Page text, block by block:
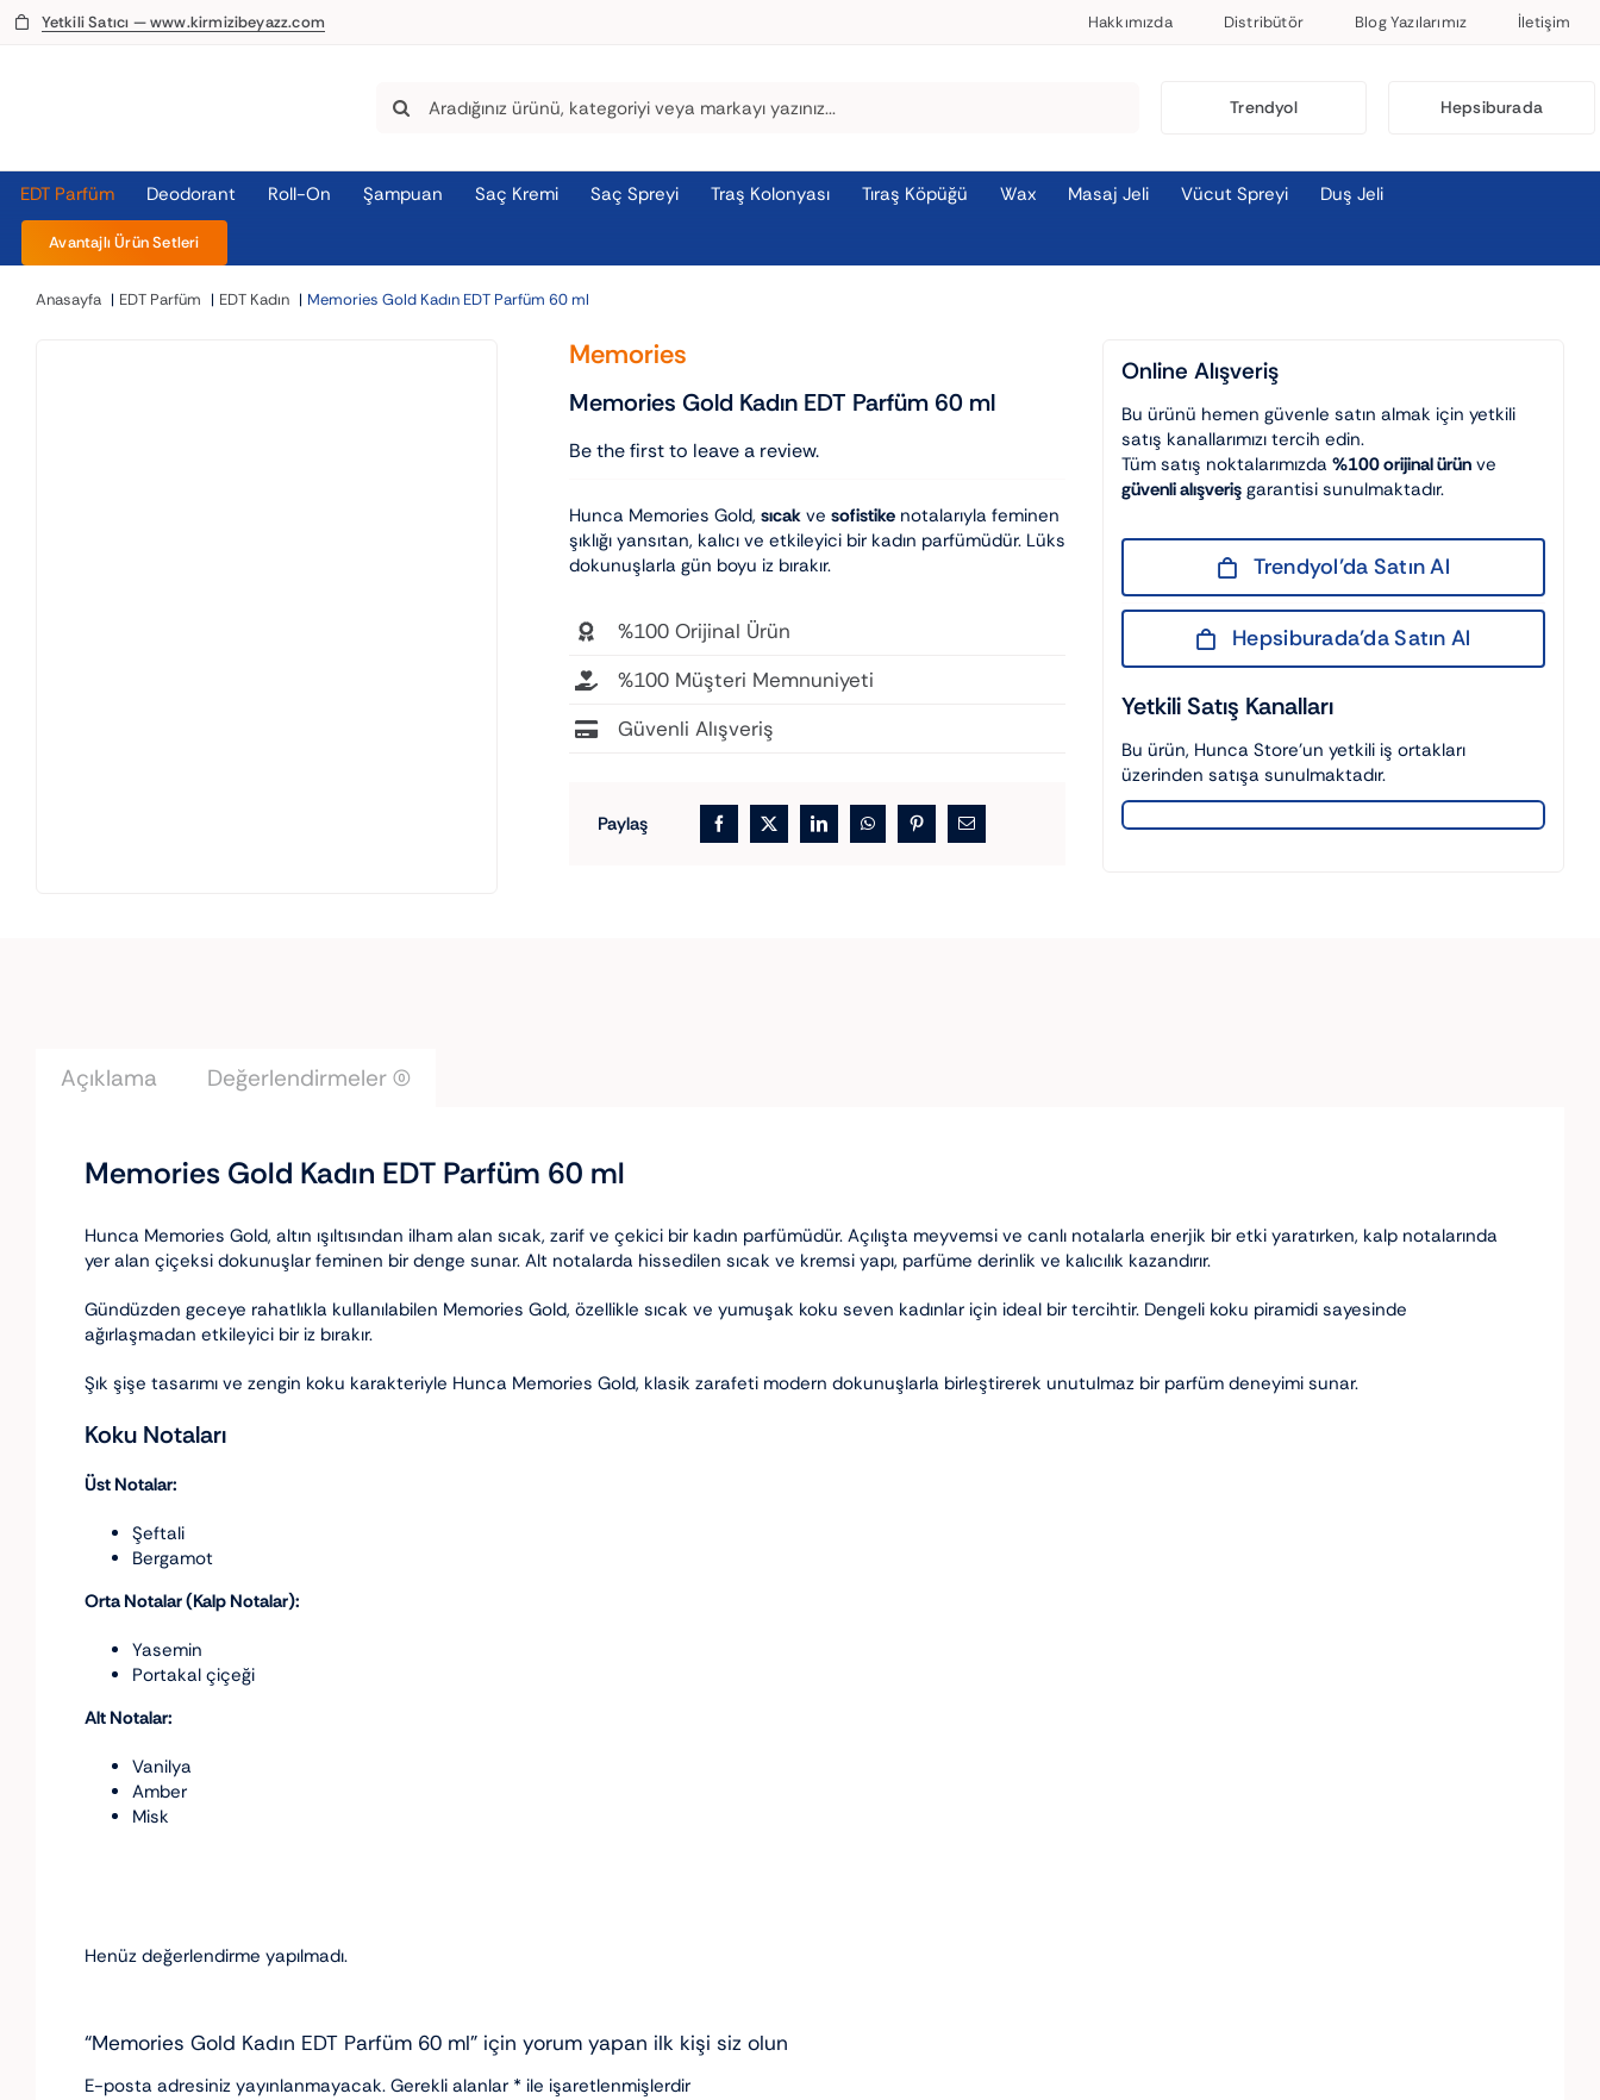
SkipYetkili Satıcı — www.kirmizibeyazz.com Hakkımızda Distribütör Blog Yazılarımız İletişim
Search
Trendyol Hepsiburada
EDT Parfüm Deodorant Roll-On Şampuan Saç Kremi Saç Spreyi Traş Kolonyası Tıraş Köpüğü Wax Masaj Jeli Vücut Spreyi Duş Jeli
Avantajlı Ürün Setleri
Anasayfa EDT Parfüm EDT Kadın Memories Gold Kadın EDT Parfüm 60 ml
Memories
Memories Gold Kadın EDT Parfüm 60 ml
Be the first to leave a review.
Hunca Memories Gold, sıcak ve sofistike notalarıyla feminen
şıklığı yansıtan, kalıcı ve etkileyici bir kadın parfümüdür. Lüks
dokunuşlarla gün boyu iz bırakır.
%100 Orijinal Ürün
%100 Müşteri Memnuniyeti
Güvenli Alışveriş
Paylaş
Online Alışveriş
Bu ürünü hemen güvenle satın almak için yetkili
satış kanallarımızı tercih edin.
Tüm satış noktalarımızda %100 orijinal ürün ve
güvenli alışveriş garantisi sunulmaktadır.
Trendyol’da Satın Al
Hepsiburada’da Satın Al
Yetkili Satış Kanalları
Bu ürün, Hunca Store’un yetkili iş ortakları
üzerinden satışa sunulmaktadır.
Açıklama Değerlendirmeler (0)
Memories Gold Kadın EDT Parfüm 60 ml
Hunca Memories Gold, altın ışıltısından ilham alan sıcak, zarif ve çekici bir kadın parfümüdür. Açılışta meyvemsi ve canlı notalarla enerjik bir etki yaratırken, kalp notalarında
yer alan çiçeksi dokunuşlar feminen bir denge sunar. Alt notalarda hissedilen sıcak ve kremsi yapı, parfüme derinlik ve kalıcılık kazandırır.
Gündüzden geceye rahatlıkla kullanılabilen Memories Gold, özellikle sıcak ve yumuşak koku seven kadınlar için ideal bir tercihtir. Dengeli koku piramidi sayesinde
ağırlaşmadan etkileyici bir iz bırakır.
Şık şişe tasarımı ve zengin koku karakteriyle Hunca Memories Gold, klasik zarafeti modern dokunuşlarla birleştirerek unutulmaz bir parfüm deneyimi sunar.
Koku Notaları
Üst Notalar:
Şeftali
Bergamot
Orta Notalar (Kalp Notalar):
Yasemin
Portakal çiçeği
Alt Notalar:
Vanilya
Amber
Misk
Henüz değerlendirme yapılmadı.
“Memories Gold Kadın EDT Parfüm 60 ml” için yorum yapan ilk kişi siz olun
E-posta adresiniz yayınlanmayacak. Gerekli alanlar * ile işaretlenmişlerdir